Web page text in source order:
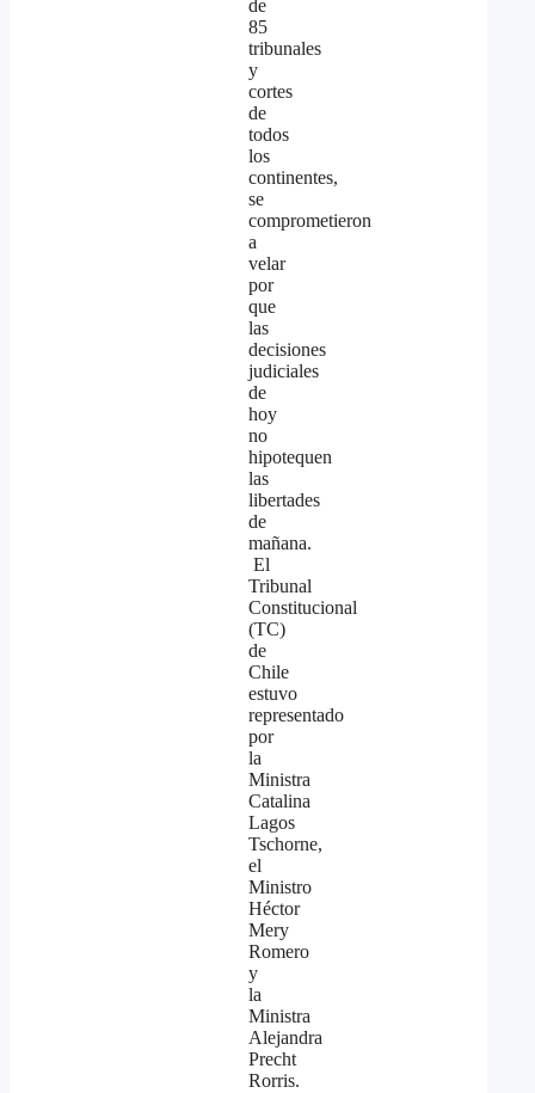
de
85
tribunales
y
cortes
de
todos
los
continentes,
se
comprometieron
a
velar
por
que
las
decisiones
judiciales
de
hoy
no
hipotequen
las
libertades
de
mañana.
El
Tribunal
Constitucional
(TC)
de
Chile
estuvo
representado
por
la
Ministra
Catalina
Lagos
Tschorne,
el
Ministro
Héctor
Mery
Romero
y
la
Ministra
Alejandra
Precht
Rorris.